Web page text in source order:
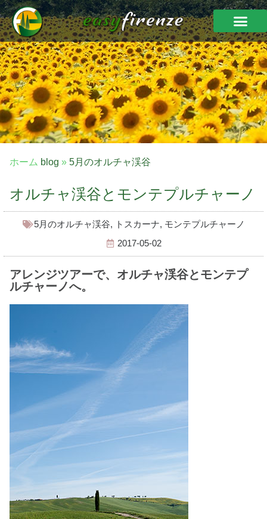
ホーム blog » 5月のオルチャ渓谷
オルチャ渓谷とモンテプルチャーノ
5月のオルチャ渓谷, トスカーナ, モンテプルチャーノ
2017-05-02
アレンジツアーで、オルチャ渓谷とモンテプ
ルチャーノへ。